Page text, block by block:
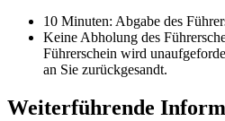
10 Minuten: Abgabe des
Keine Abholung des
Führerschein wird
an Sie zurückgesandt.
Weiterführende